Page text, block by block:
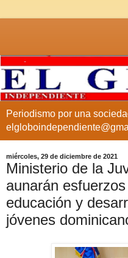
Periodismo por una
miércoles, 29 de diciembre de 2021
Ministerio de la
aunarán
educación y
jóvenes